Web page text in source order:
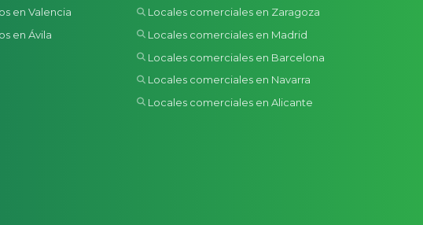
en Valencia
en Ávila
Locales comerciales en Zaragoza
Locales comerciales en Madrid
Locales comerciales en Barcelona
Locales comerciales en Navarra
Locales comerciales en Alicante